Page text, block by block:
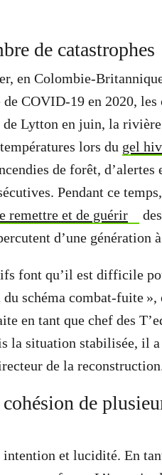
de catastrophes
en Colombie-
COVID-19 en 2020, les
Lytton en juin, la
lors du gel
de forêt, d’alertes
Pendant ce
remettre et de guérir
d’une génération
font qu’il est difficile
schéma combat-fuite
en tant que chef des
la situation stabilisée, il
de la
de
et lucidité. En